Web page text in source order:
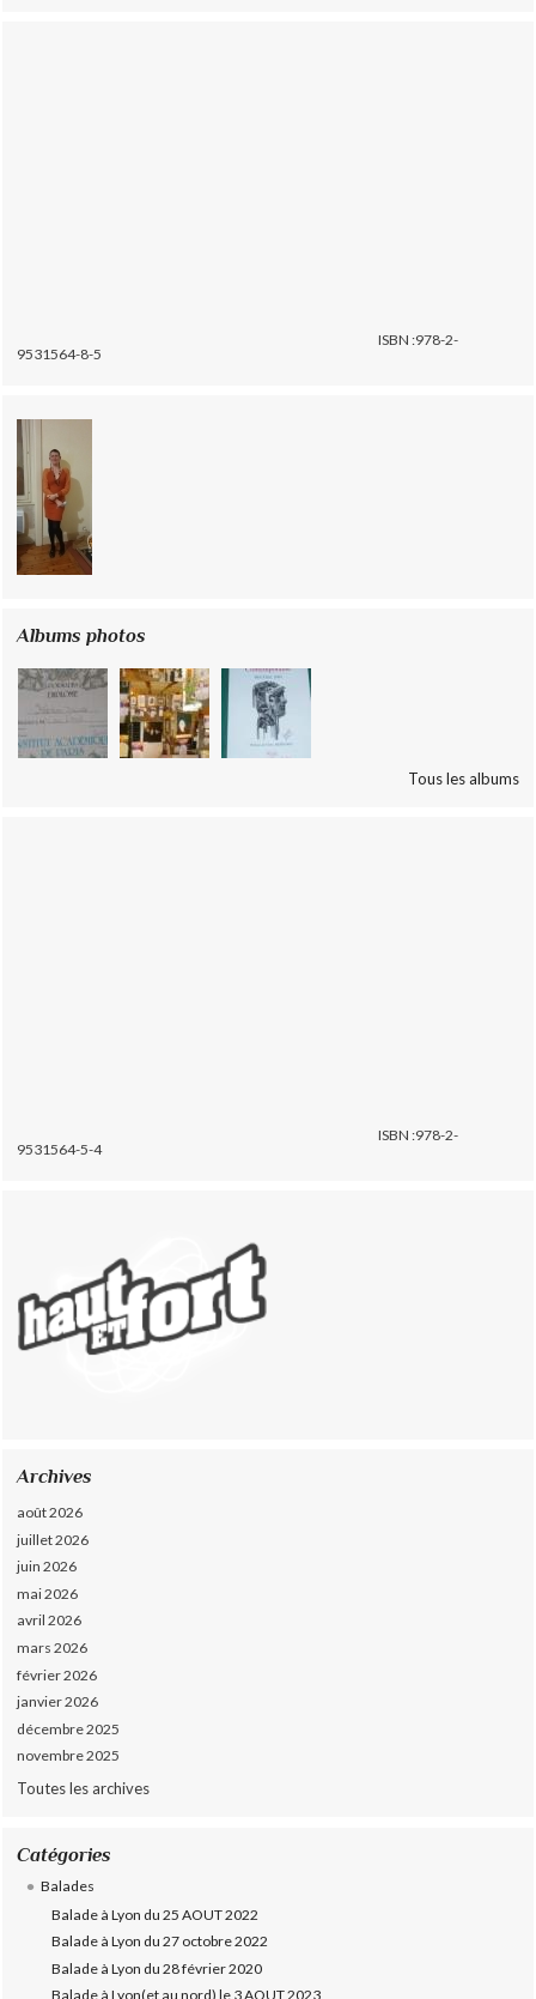
ISBN :978-2-
9531564-8-5
Albums photos
Tous les albums
ISBN :978-2-
9531564-5-4
Archives
août 2026
juillet 2026
juin 2026
mai 2026
avril 2026
mars 2026
février 2026
janvier 2026
décembre 2025
novembre 2025
Toutes les archives
Catégories
Balades
Balade à Lyon du 25 AOUT 2022
Balade à Lyon du 27 octobre 2022
Balade à Lyon du 28 février 2020
Balade à Lyon(et au nord) le 3 AOUT 2023